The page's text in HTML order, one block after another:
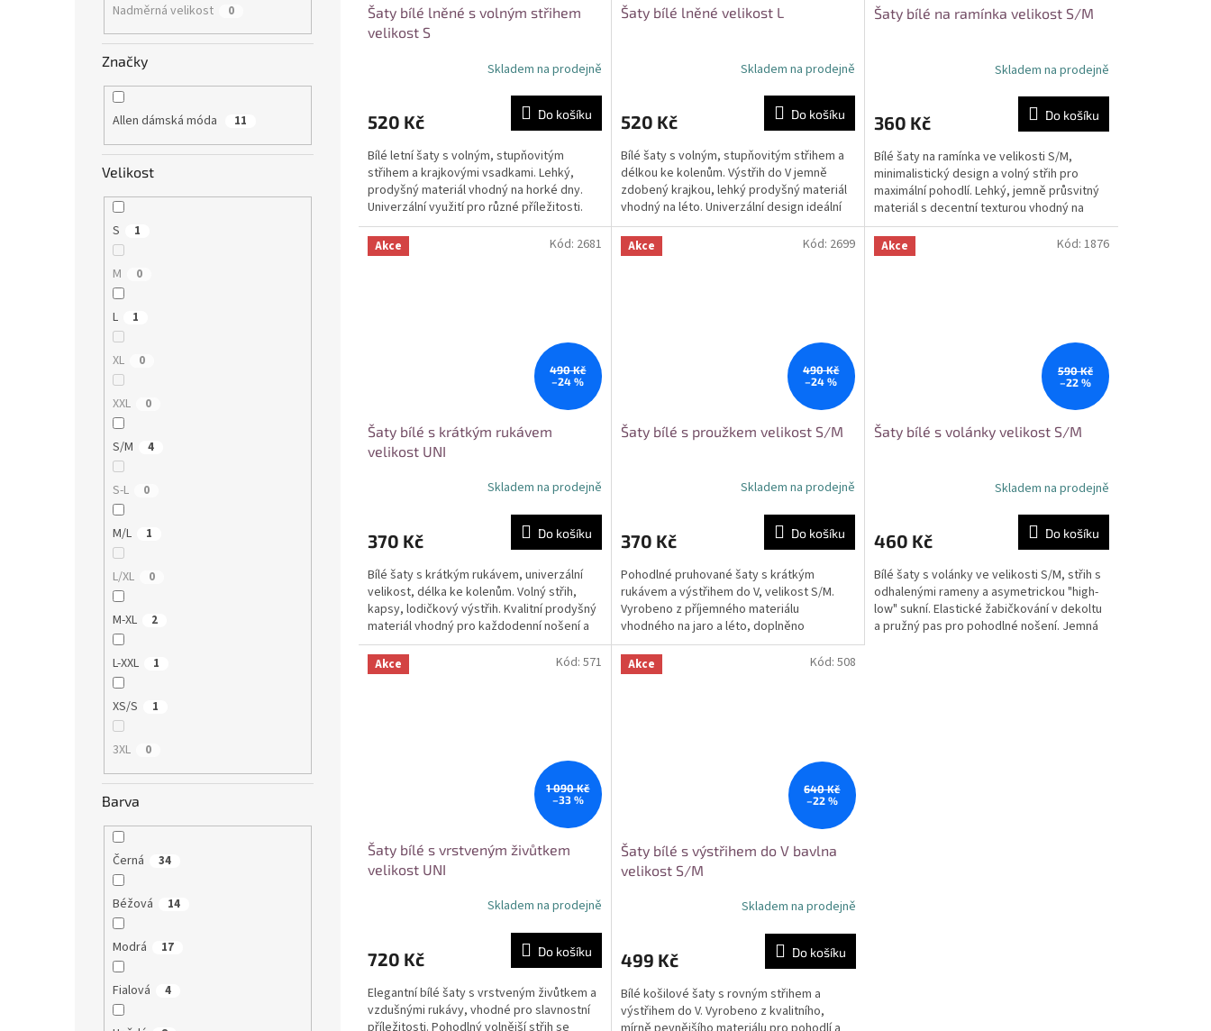
Nadměrná velikost 0
Značky
Allen dámská móda 11
Velikost
S 1
M 0
L 1
XL 0
XXL 0
S/M 4
S-L 0
M/L 1
L/XL 0
M-XL 2
L-XXL 1
XS/S 1
3XL 0
Barva
Černá 34
Béžová 14
Modrá 17
Fialová 4
Šaty bílé lněné s volným střihem
velikost S
Skladem na prodejně
520 Kč Do košíku
Bílé letní šaty s volným, stupňovitým
střihem a krajkovými vsadkami. Lehký,
prodyšný materiál vhodný na horké dny.
Univerzální využití pro různé příležitosti.
Velikost:...
Šaty bílé lněné velikost L
Skladem na prodejně
520 Kč Do košíku
Bílé šaty s volným, stupňovitým střihem a
délkou ke kolenům. Výstřih do V jemně
zdobený krajkou, lehký prodyšný materiál
vhodný na léto. Univerzální design ideální
pro různé...
Šaty bílé na ramínka velikost S/M
Skladem na prodejně
360 Kč Do košíku
Bílé šaty na ramínka ve velikosti S/M,
minimalistický design a volný střih pro
maximální pohodlí. Lehký, jemně průsvitný
materiál s decentní texturou vhodný na
léto. Ideální...
Akce
490 Kč
–24 %
Šaty bílé s krátkým rukávem
velikost UNI
Skladem na prodejně
370 Kč Do košíku
Bílé šaty s krátkým rukávem, univerzální
velikost, délka ke kolenům. Volný střih,
kapsy, lodičkový výstřih. Kvalitní prodyšný
materiál vhodný pro každodenní nošení a
snadnou...
Kód: 2681 Akce
490 Kč
–24 %
Šaty bílé s proužkem velikost S/M
Skladem na prodejně
370 Kč Do košíku
Pohodlné pruhované šaty s krátkým
rukávem a výstřihem do V, velikost S/M.
Vyrobeno z příjemného materiálu
vhodného na jaro a léto, doplněno
praktickými bočními kapsami....
Kód: 2699 Akce
590 Kč
–22 %
Šaty bílé s volánky velikost S/M
Skladem na prodejně
460 Kč Do košíku
Bílé šaty s volánky ve velikosti S/M, střih s
odhalenými rameny a asymetrickou "high-
low" sukní. Elastické žabičkování v dekoltu
a pružný pas pro pohodlné nošení. Jemná
Kód: 1876
Akce
1 090 Kč
–33 %
Šaty bílé s vrstveným živůtkem
velikost UNI
Skladem na prodejně
720 Kč Do košíku
Elegantní bílé šaty s vrstveným živůtkem a
vzdušnými rukávy, vhodné pro slavnostní
příležitosti. Pohodlný volnější střih se
Kód: 571 Akce
640 Kč
–22 %
Šaty bílé s výstřihem do V bavlna
velikost S/M
Skladem na prodejně
499 Kč Do košíku
Bílé košilové šaty s rovným střihem a
výstřihem do V. Vyrobeno z kvalitního,
Kód: 508